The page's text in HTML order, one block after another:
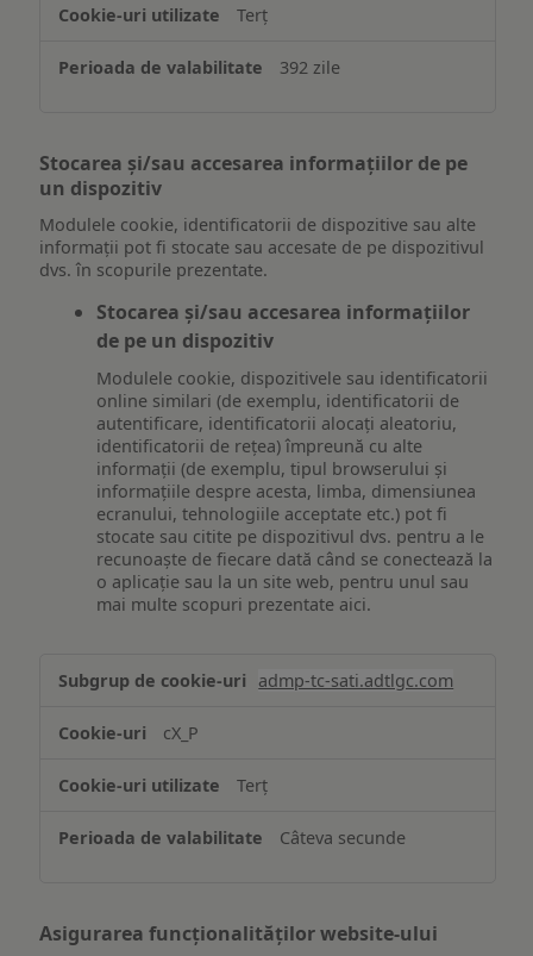
Terț
392 zile
Stocarea și/sau accesarea informațiilor de pe
un dispozitiv
Modulele cookie, identificatorii de dispozitive sau alte
informații pot fi stocate sau accesate de pe dispozitivul
dvs. în scopurile prezentate.
Stocarea și/sau accesarea informațiilor
de pe un dispozitiv
Modulele cookie, dispozitivele sau identificatorii
online similari (de exemplu, identificatorii de
autentificare, identificatorii alocați aleatoriu,
identificatorii de rețea) împreună cu alte
informații (de exemplu, tipul browserului și
informațiile despre acesta, limba, dimensiunea
ecranului, tehnologiile acceptate etc.) pot fi
stocate sau citite pe dispozitivul dvs. pentru a le
recunoaște de fiecare dată când se conectează la
o aplicație sau la un site web, pentru unul sau
mai multe scopuri prezentate aici.
și/sau
informațiilor
pe
dispozitiv
admp-tc-sati.adtlgc.com
cX_P
Terț
Câteva secunde
Asigurarea funcționalităților website-ului